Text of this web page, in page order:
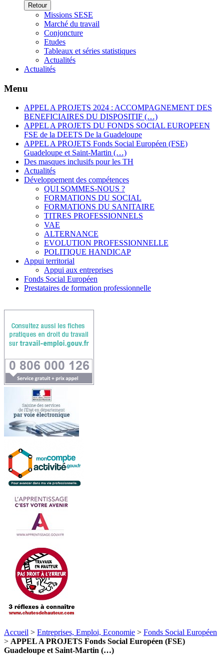
Retour
Missions SESE
Marché du travail
Conjoncture
Etudes
Tableaux et séries statistiques
Actualités
Actualités
Menu
APPEL A PROJETS 2024 : ACCOMPAGNEMENT DES
BENEFICIAIRES DU DISPOSITIF (…)
APPEL A PROJETS DU FONDS SOCIAL EUROPEEN
FSE de la DEETS De la Guadeloupe
APPEL A PROJETS Fonds Social Européen (FSE)
Guadeloupe et Saint-Martin (…)
Des masques inclusifs pour les TH
Actualités
Développement des compétences
QUI SOMMES-NOUS ?
FORMATIONS DU SOCIAL
FORMATIONS DU SANITAIRE
TITRES PROFESSIONNELS
VAE
ALTERNANCE
EVOLUTION PROFESSIONNELLE
POLITIQUE HANDICAP
Appui territorial
Appui aux entreprises
Fonds Social Européen
Prestataires de formation professionnelle
Accueil > Entreprises, Emploi, Economie > Fonds Social Européen
> APPEL A PROJETS Fonds Social Européen (FSE)
Guadeloupe et Saint-Martin (…)